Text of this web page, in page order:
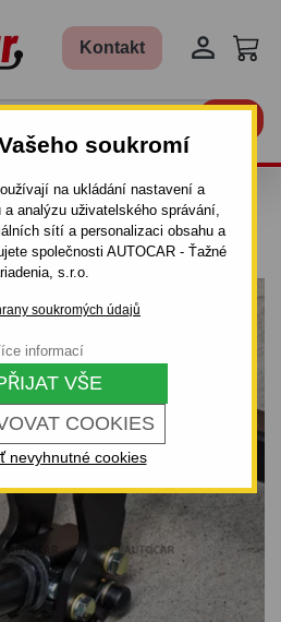
soukromí
na ukládání nastavení a
analýzu uživatelského správání,
sítí a personalizaci obsahu a
společnosti AUTOCAR - Ťažné
s.r.o.
soukromých údajů
COOKIES
VŠE
nevyhnutné cookies
informací
Kontakt 
DACIA SANDERO -
BAJONETOVÝ